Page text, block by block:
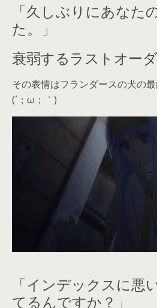
「久しぶりにあなた
た。」
衰弱するラストオーダ
その表情はフランダースの犬の最
(´；ω；｀)
「インデックスに悪
てるんですか？」